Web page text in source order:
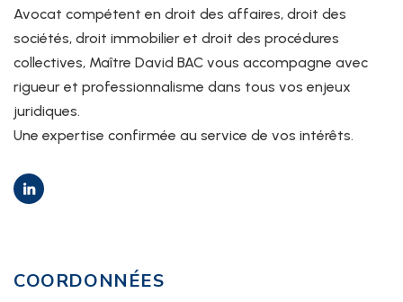
Avocat compétent en droit des affaires, droit des
sociétés, droit immobilier et droit des procédures
collectives, Maître David BAC vous accompagne avec
rigueur et professionnalisme dans tous vos enjeux
juridiques.
Une expertise confirmée au service de vos intérêts.
COORDONNÉES